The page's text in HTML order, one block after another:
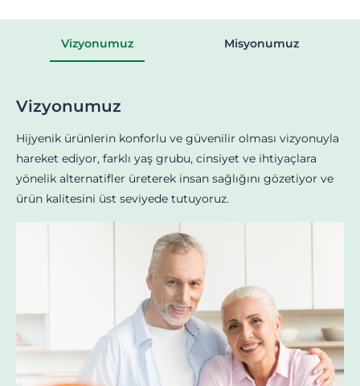
Vizyonumuz Misyonumuz
Vizyonumuz
Hijyenik ürünlerin konforlu ve güvenilir olması vizyonuyla
hareket ediyor, farklı yaş grubu, cinsiyet ve ihtiyaçlara
yönelik alternatifler üreterek insan sağlığını gözetiyor ve
ürün kalitesini üst seviyede tutuyoruz.